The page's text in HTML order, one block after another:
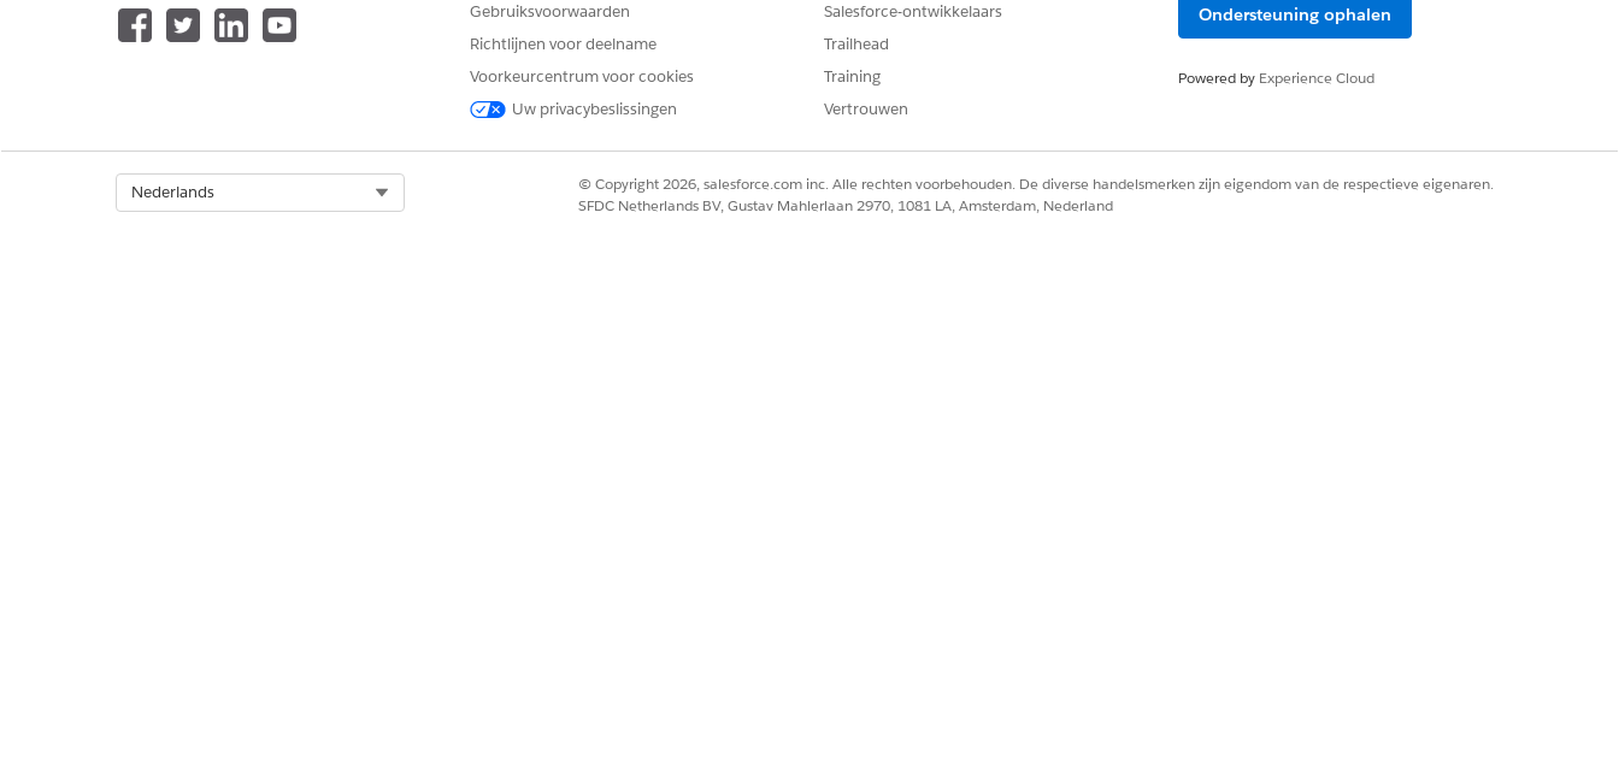
Gebruiksvoorwaarden
Richtlijnen voor deelname
Voorkeurcentrum voor cookies
Uw privacybeslissingen
Salesforce-ontwikkelaars
Trailhead
Training
Vertrouwen
Ondersteuning ophalen
Powered by Experience Cloud
Nederlands
© Copyright 2026, salesforce.com inc. Alle rechten voorbehouden. De diverse handelsmerken zijn eigendom van de respectieve eigenaren.
SFDC Netherlands BV, Gustav Mahlerlaan 2970, 1081 LA, Amsterdam, Nederland